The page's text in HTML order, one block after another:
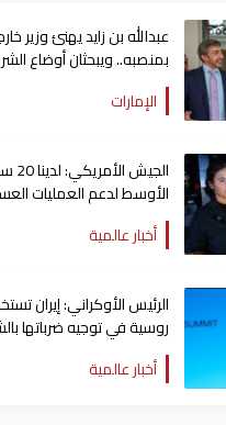
عبدالله بن زايد يهنئ وزير
بمنصبه.. ويبحثان أوضاع
الإمارات
الأوسط لدعم العمليات
أخبار عالمية
الرئيس الأوكراني: إيران
روسية في توجيه ضرباتها
أخبار عالمية